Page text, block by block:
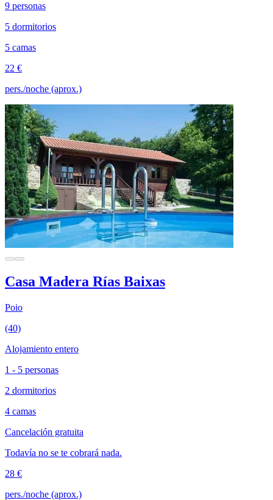
9 personas
5 dormitorios
5 camas
22 €
pers./noche (aprox.)
Casa Madera Rías Baixas
Poio
(40)
Alojamiento entero
1 - 5 personas
2 dormitorios
4 camas
Cancelación gratuita
Todavía no se te cobrará nada.
28 €
pers./noche (aprox.)